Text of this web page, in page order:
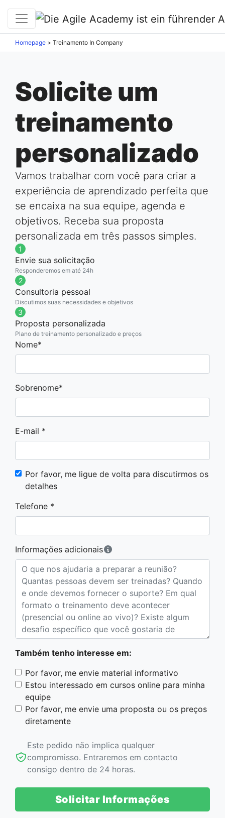
Homepage > Treinamento In Company
Solicite um
treinamento
personalizado
Vamos trabalhar com você para criar a
experiência de aprendizado perfeita que
se encaixa na sua equipe, agenda e
objetivos. Receba sua proposta
personalizada em três passos simples.
1
Envie sua solicitação
Responderemos em até 24h
2
Consultoria pessoal
Discutimos suas necessidades e objetivos
3
Proposta personalizada
Plano de treinamento personalizado e preços
Nome*
Sobrenome*
E-mail *
Por favor, me ligue de volta para discutirmos os
detalhes
Telefone *
Informações adicionais
Também tenho interesse em:
Por favor, me envie material informativo
Estou interessado em cursos online para minha
equipe
Por favor, me envie uma proposta ou os preços
diretamente
Este pedido não implica qualquer
compromisso. Entraremos em contacto
consigo dentro de 24 horas.
Solicitar Informações